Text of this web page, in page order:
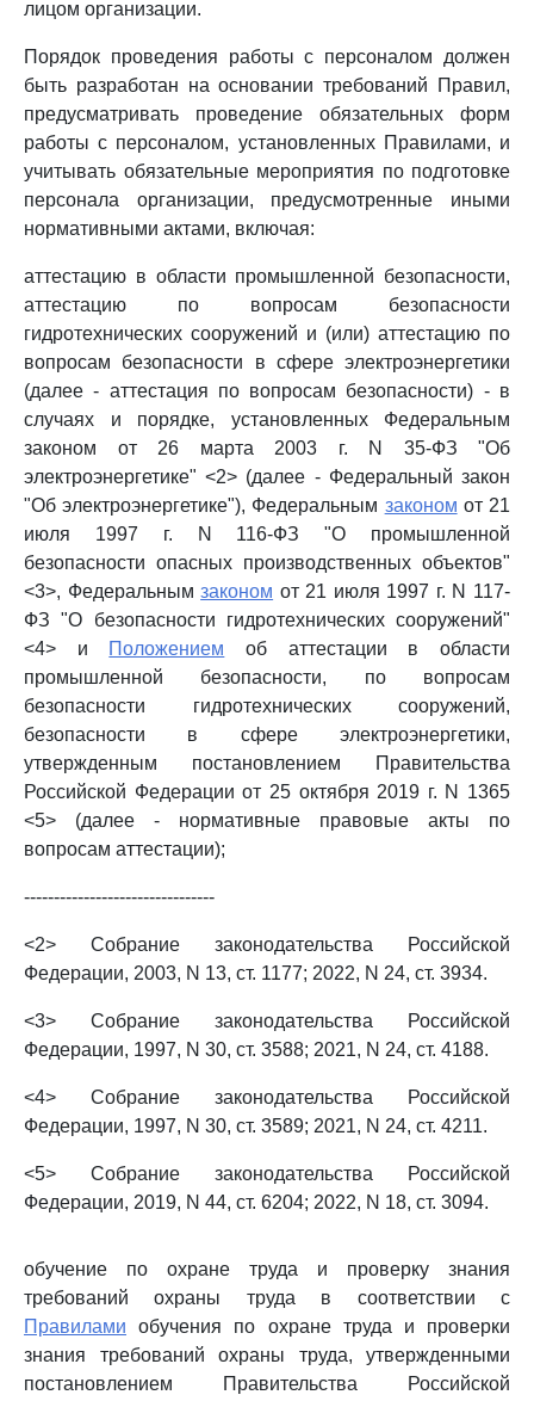
лицом организации.
Порядок проведения работы с персоналом должен
быть разработан на основании требований Правил,
предусматривать проведение обязательных форм
работы с персоналом, установленных Правилами, и
учитывать обязательные мероприятия по подготовке
персонала организации, предусмотренные иными
нормативными актами, включая:
аттестацию в области промышленной безопасности,
аттестацию по вопросам безопасности
гидротехнических сооружений и (или) аттестацию по
вопросам безопасности в сфере электроэнергетики
(далее - аттестация по вопросам безопасности) - в
случаях и порядке, установленных Федеральным
законом от 26 марта 2003 г. N 35-ФЗ "Об
электроэнергетике" <2> (далее - Федеральный закон
"Об электроэнергетике"), Федеральным законом от 21
июля 1997 г. N 116-ФЗ "О промышленной
безопасности опасных производственных объектов"
<3>, Федеральнымзаконом от 21 июля 1997 г. N 117-
ФЗ "О безопасности гидротехнических сооружений"
<4> и Положением об аттестации в области
промышленной безопасности, по вопросам
безопасности гидротехнических сооружений,
безопасности в сфере электроэнергетики,
утвержденным постановлением Правительства
Российской Федерации от 25 октября 2019 г. N 1365
<5> (далее - нормативные правовые акты по
вопросам аттестации);
--------------------------------
<2> Собрание законодательства Российской
Федерации, 2003, N 13, ст. 1177; 2022, N 24, ст. 3934.
<3> Собрание законодательства Российской
Федерации, 1997, N 30, ст. 3588; 2021, N 24, ст. 4188.
<4> Собрание законодательства Российской
Федерации, 1997, N 30, ст. 3589; 2021, N 24, ст. 4211.
<5> Собрание законодательства Российской
Федерации, 2019, N 44, ст. 6204; 2022, N 18, ст. 3094.
обучение по охране труда и проверку знания
требований охраны труда в соответствии с
Правилами обучения по охране труда и проверки
знания требований охраны труда, утвержденными
постановлением Правительства Российской